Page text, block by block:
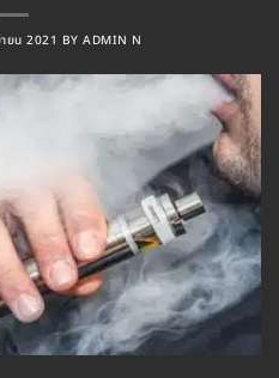
ยน 2021 BYADMIN N